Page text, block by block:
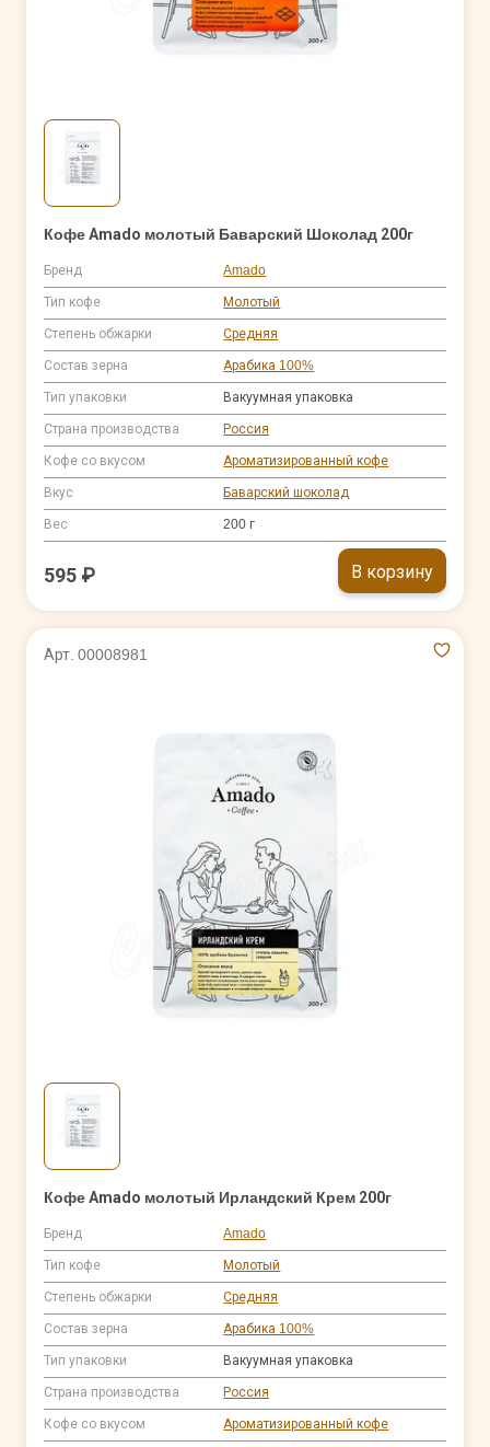
Кофе Amado молотый Баварский Шоколад 200г
Бренд Amado
Тип кофе Молотый
Степень обжарки Средняя
Состав зерна Арабика 100%
Тип упаковки Вакуумная упаковка
Страна производства Россия
Кофе со вкусом Ароматизированный кофе
Вкус Баварский шоколад
Вес 200 г
595 ₽ В корзину
Арт. 00008981
Кофе Amado молотый Ирландский Крем 200г
Бренд Amado
Тип кофе Молотый
Степень обжарки Средняя
Состав зерна Арабика 100%
Тип упаковки Вакуумная упаковка
Страна производства Россия
Кофе со вкусом Ароматизированный кофе